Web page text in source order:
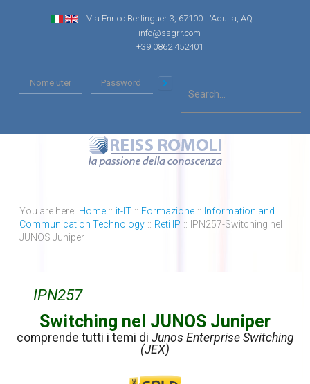
Via Enrico Berlinguer 3, 67100 L'Aquila, AQ
info@ssgrr.com
+39 0862 452401
You are here: Home :: it-IT :: Formazione :: Information and
Communication Technology :: Reti IP ::
IPN257-Switching nel
JUNOS Juniper
IPN257
Switching nel JUNOS Juniper
comprende tutti i temi di Junos Enterprise Switching
(JEX)